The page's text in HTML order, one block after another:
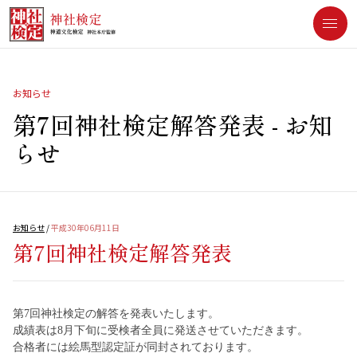
[an error occurred while processing this directive]
お知らせ
第7回神社検定解答発表 - お知
らせ
お知らせ /平成30年06月11日
第7回神社検定解答発表
第7回神社検定の解答を発表いたします。
成績表は8月下旬に受検者全員に発送させていただきます。
合格者には絵馬型認定証が同封されております。